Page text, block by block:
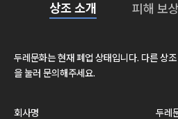
상조 소개 피해 보상
두레문화는 현재 폐업 상태입니다. 다른 상
을 눌러 문의해주세요.
회사명
두레